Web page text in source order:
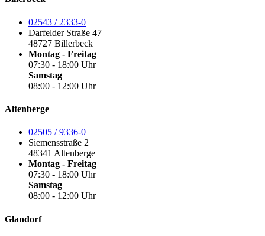
02543 / 2333-0
Darfelder Straße 47
48727 Billerbeck
Montag - Freitag
07:30 - 18:00 Uhr
Samstag
08:00 - 12:00 Uhr
Altenberge
02505 / 9336-0
Siemensstraße 2
48341 Altenberge
Montag - Freitag
07:30 - 18:00 Uhr
Samstag
08:00 - 12:00 Uhr
Glandorf